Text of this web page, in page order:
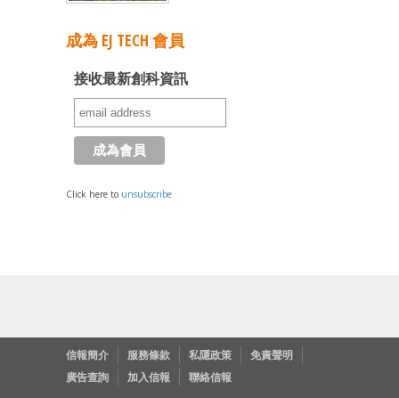
成為 EJ TECH 會員
接收最新創科資訊
Click here to unsubscribe
信報簡介 服務條款 私隱政策
免責聲明
廣告查詢
加入信報 聯絡信報